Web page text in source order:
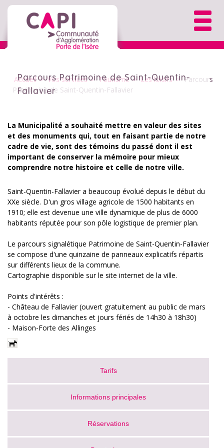
Accueil>Vos services>Tourisme > Les loisirs >Parcours
Patrimoine de Saint-Quentin-Fallavier
Parcours Patrimoine de Saint-Quentin-
Fallavier
La Municipalité a souhaité mettre en valeur des sites
et des monuments qui, tout en faisant partie de notre
cadre de vie, sont des témoins du passé dont il est
important de conserver la mémoire pour mieux
comprendre notre histoire et celle de notre ville.
Saint-Quentin-Fallavier a beaucoup évolué depuis le début du
XXe siècle. D'un gros village agricole de 1500 habitants en
1910; elle est devenue une ville dynamique de plus de 6000
habitants réputée pour son pôle logistique de premier plan.
Le parcours signalétique Patrimoine de Saint-Quentin-Fallavier
se compose d'une quinzaine de panneaux explicatifs répartis
sur différents lieux de la commune.
Cartographie disponible sur le site internet de la ville.
Points d'intérêts :
- Château de Fallavier (ouvert gratuitement au public de mars
à octobre les dimanches et jours fériés de 14h30 à 18h30)
- Maison-Forte des Allinges
Tarifs
Informations principales
Réservations